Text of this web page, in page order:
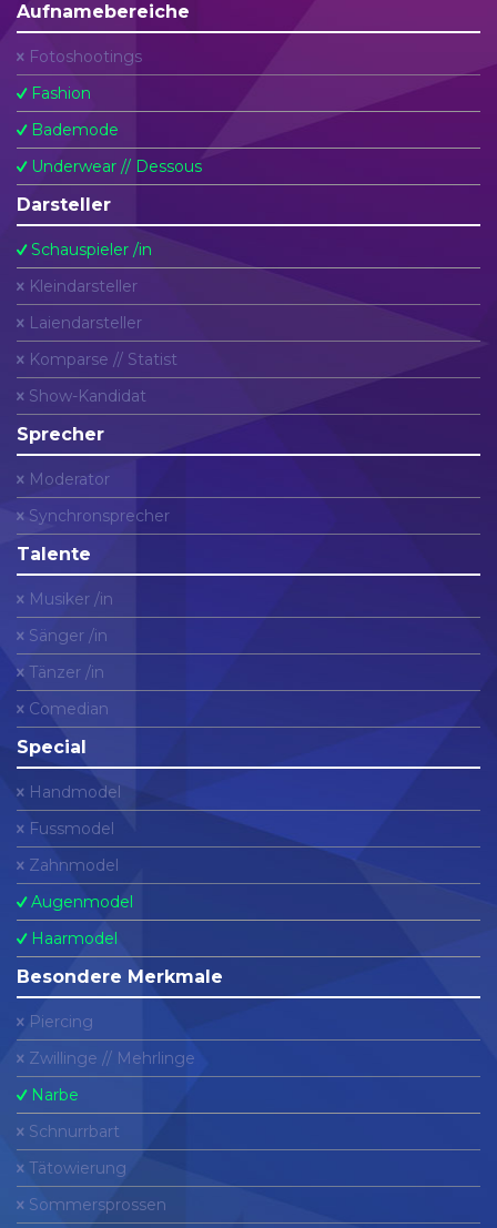
Aufnamebereiche
Fotoshootings
Fashion
Bademode
Underwear // Dessous
Darsteller
Schauspieler /in
Kleindarsteller
Laiendarsteller
Komparse // Statist
Show-Kandidat
Sprecher
Moderator
Synchronsprecher
Talente
Musiker /in
Sänger /in
Tänzer /in
Comedian
Special
Handmodel
Fussmodel
Zahnmodel
Augenmodel
Haarmodel
Besondere Merkmale
Piercing
Zwillinge // Mehrlinge
Narbe
Schnurrbart
Tätowierung
Sommersprossen